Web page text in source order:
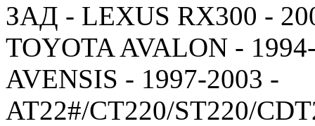
ЗАД - LEXUS RX300 -
TOYOTA AVALON -
AVENSIS - 1997-2003 -
AT22#/CT220/ST220/